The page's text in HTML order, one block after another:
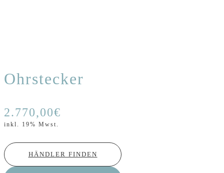
Ohrstecker
2.770,00€
inkl. 19% Mwst.
HÄNDLER FINDEN